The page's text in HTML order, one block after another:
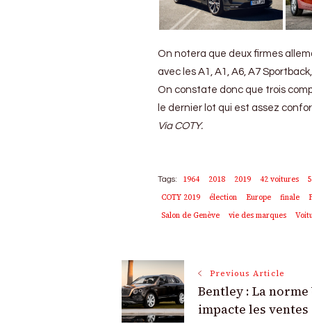
On notera que deux firmes
avec les A1, A1, A6, A7
On constate donc que trois
le dernier lot qui est assez
Via COTY.
Tags: 1964 2018 2019 42 voitures
COTY 2019
élection Europe finale
Salon de Genève
vie des marques
Post
Navigation
Previous Article
Bentley : La norme
impacte les ventes